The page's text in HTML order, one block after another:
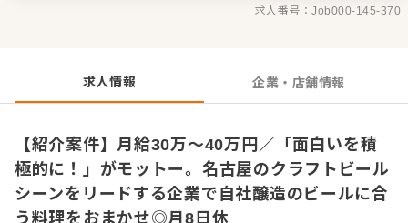
の食材食材の下ごしらえや仕込み ・一品ものからコース料
求人番号：Job000-145-370
求人情報 企業・店舗情報
【紹介案件】月給30万～40万円／「面白いを積
極的に！」がモットー。名古屋のクラフトビール
シーンをリードする企業で自社醸造のビールに合
う料理をおまかせ◎月8日休